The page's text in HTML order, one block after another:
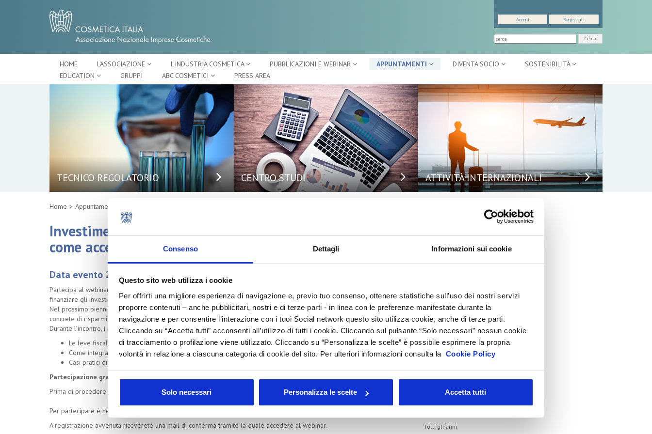
Consenso Dettagli Informazioni sui cookie
Questo sito web utilizza i cookie
Per offrirti una migliore esperienza di navigazione e, previo tuo consenso, ottenere statistiche sull’uso dei nostri servizi
proporre contenuti – anche pubblicitari, nostri e di terze parti - in linea con le preferenze manifestate durante la
navigazione e per consentire l’interazione con i tuoi Social network questo sito utilizza cookie, anche di terze parti.
Cliccando su “Accetta tutti” acconsenti all’utilizzo di tutti i cookie. Cliccando sul pulsante “Solo necessari” nessun cookie
di tracciamento o profilazione viene utilizzato. Cliccando su “Personalizza le scelte” è possibile esprimere la propria
volontà in relazione a ciascuna categoria di cookie del sito. Per ulteriori informazioni consulta la Cookie Policy
Solo necessari Personalizza le scelte Accetta tutti
Cerca
Accedi Registrati
HOME L'ASSOCIAZIONE L'INDUSTRIA COSMETICA PUBBLICAZIONI E WEBINAR APPUNTAMENTI DIVENTA SOCIO
SOSTENIBILITÀ
EDUCATION
GRUPPI ABC COSMETICI PRESS AREA
TECNICO REGOLATORIO CENTRO STUDI ATTIVITÀ INTERNAZIONALI
Home Appuntamenti
Investimenti green e digitali nel settore cosmetico: scopri
come accedere alle agevolazioni statali
Data evento 28/05/2026
Partecipa al webinar gratuito di Cosmetica Italia Servizi giovedì 28 maggio 2026 (15:00–16:30) e scopri come
finanziare gli investimenti della tua azienda cosmetica in sostenibilità, efficienza energetica e digitalizzazione.
Nel prossimo biennio, grazie a incentivi statali, puoi trasformare i percorsi di innovazione e sostenibilità in opportunità
concrete di risparmio e crescita.
Durante l’incontro, i nostri esperti di Ergo – Tecno Group ti guideranno attraverso:
Le leve fiscali disponibili nel 2026–2028 per investimenti green e digitali
Come integrare sostenibilità, efficienza e controllo di processo nei tuoi prodotti
Casi pratici di aziende cosmetiche che hanno già sfruttato queste agevolazioni
Partecipazione gratuita:
Prima di procedere alla registrazione vi preghiamo di prendere visione dell'
informativa sulla privacy
Per partecipare è necessario registrarsi tramite il seguente
A registrazione avvenuta riceverete una mail di conferma tramite la quale accedere al webinar.
Elenco Completo
Assemblea
Convegno tecnico internazionale
Information Day
Beauty Links
Beauty Report
Incontri tematici
Eventi Speciali
Leonardo Genio e Bellezza
Milano Beauty Week
Tutti gli anni